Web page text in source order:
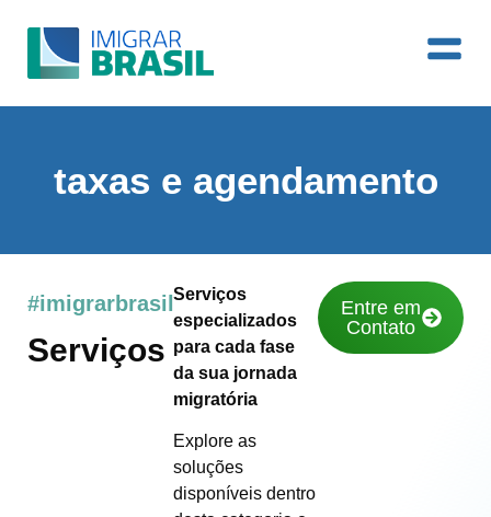
taxas e agendamento
#imigrarbrasil
Serviços
Serviços
especializados
para cada fase
da sua jornada
migratória
Explore as
soluções
disponíveis dentro
Entre em
Contato